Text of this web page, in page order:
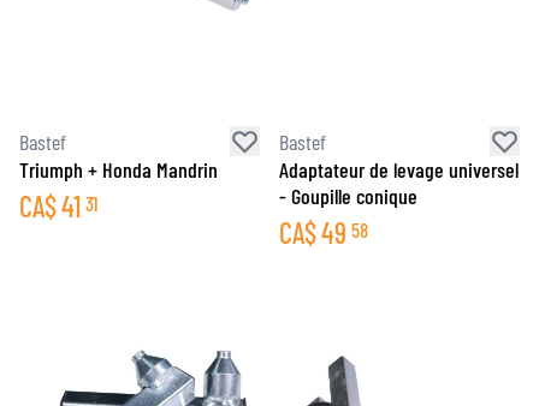
Bastef
Triumph + Honda Mandrin
CA$41 31
Bastef
Adaptateur de levage universel
- Goupille conique
CA$49 58